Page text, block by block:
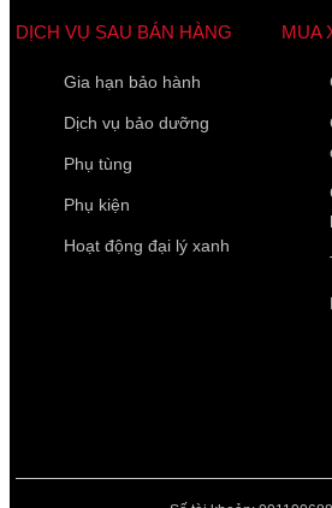
DỊCH VỤ SAU BÁN HÀNG
Gia hạn bảo hành
Dịch vụ bảo dưỡng
Phụ tùng
Phụ kiện
Hoạt động đại lý xanh
MUA